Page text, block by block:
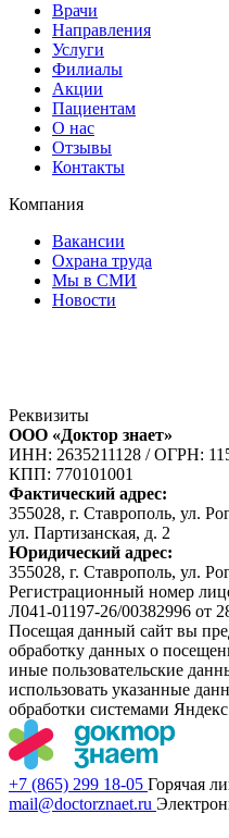
Врачи
Направления
Услуги
Филиалы
Акции
Пациентам
О нас
Отзывы
Контакты
Компания
Вакансии
Охрана труда
Мы в СМИ
Новости
Реквизиты
ООО «Доктор знает»
ИНН: 2635211128 /ОГРН:
КПП: 770101001
Фактический адрес:
355028, г. Ставрополь, ул.
ул. Партизанская, д. 2
Юридический адрес:
355028, г. Ставрополь, ул.
Регистрационный номер
Л041-01197-26/00382996 от
Посещая данный сайт вы
обработку данных о
иные пользовательские
использовать указанные
обработки системами
+7 (865) 299 18-05 Горячая
mail@doctorznaet.ru